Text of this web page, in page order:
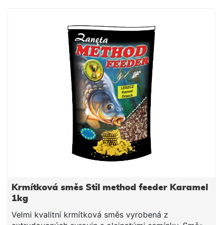
vlhčíme raději méně a chvilku čekáme do vsáknutí. V
závislosti na povaze směsi, směs pouze opatrně
dovlhčujeme. Po vsáknutí a vzniku vhodné
konzistence plníme do krmítek.
Krmítková směs Stil method feeder Karamel
1kg
Velmi kvalitní krmítková směs vyrobená z